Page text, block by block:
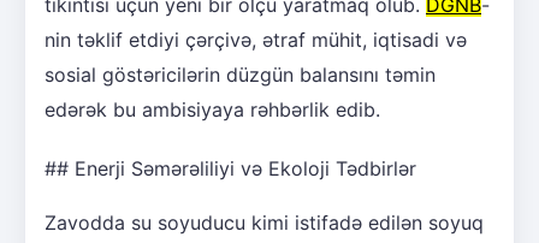
nin təklif etdiyi çərçivə, ətraf mühit, iqtisadi və
sosial göstəricilərin düzgün balansını təmin
edərək bu ambisiyaya rəhbərlik edib.
## Enerji Səmərəliliyi və Ekoloji Tədbirlər
Zavodda su soyuducu kimi istifadə edilən soyuq